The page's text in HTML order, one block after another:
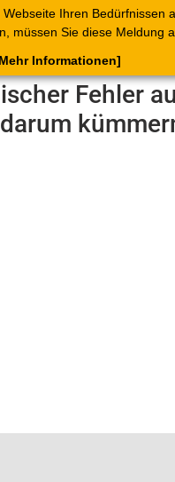
Ihren Bedürfnissen
müssen Sie diese Meldung
Informationen]
Blätterkataloge
Fehler
darum